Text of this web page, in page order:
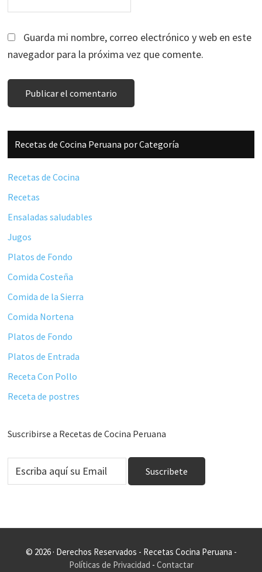
Guarda mi nombre, correo electrónico y web en este
navegador para la próxima vez que comente.
Barra
lateral
principal
Recetas de Cocina Peruana por Categoría
Recetas de Cocina
Recetas
Ensaladas saludables
Jugos
Platos de Fondo
Comida Costeña
Comida de la Sierra
Comida Nortena
Platos de Fondo
Platos de Entrada
Receta Con Pollo
Receta de postres
Suscribirse a Recetas de Cocina Peruana
© 2026 · Derechos Reservados - Recetas Cocina Peruana -
Políticas de Privacidad - Contactar